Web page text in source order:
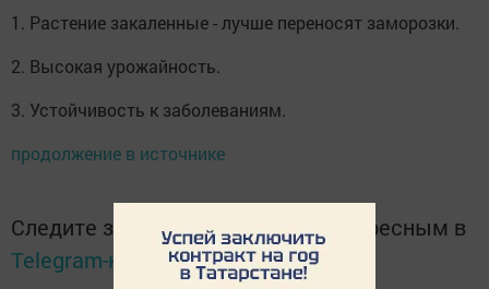
1. Растение закаленные - лучше переносят заморозки.
2. Высокая урожайность.
3. Устойчивость к заболеваниям.
продолжение в источнике
Следите за самым важным и интересным в
Telegram-каналеТатмедиа